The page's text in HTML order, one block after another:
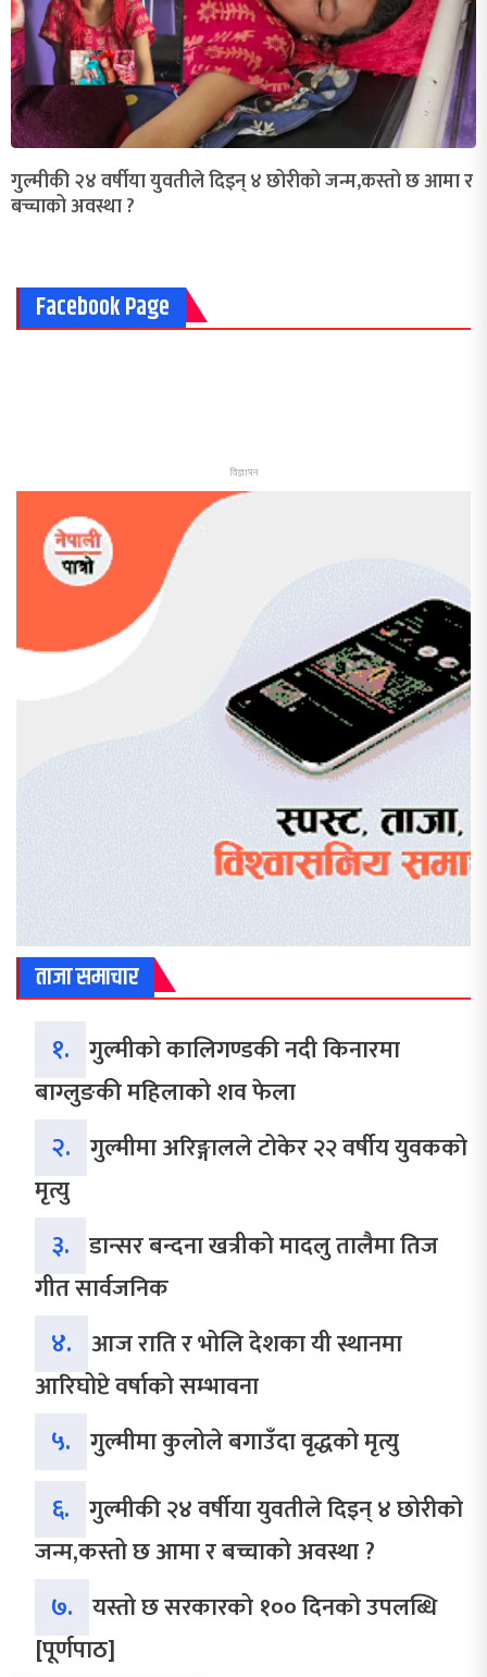
गुल्मीकी २४ वर्षीया युवतीले दिइन् ४ छोरीको जन्म,कस्तो छ आमा र
बच्चाको अवस्था ?
Facebook Page
विज्ञापन
ताजा समाचार
१. गुल्मीको कालिगण्डकी नदी किनारमा
बाग्लुङकी महिलाको शव फेला
२. गुल्मीमा अरिङ्गालले टोकेर २२ वर्षीय युवकको
मृत्यु
३. डान्सर बन्दना खत्रीको मादलु तालैमा तिज
गीत सार्वजनिक
४. आज राति र भोलि देशका यी स्थानमा
आरिघोप्टे वर्षाको सम्भावना
५. गुल्मीमा कुलोले बगाउँदा वृद्धको मृत्यु
६. गुल्मीकी २४ वर्षीया युवतीले दिइन् ४ छोरीको
जन्म,कस्तो छ आमा र बच्चाको अवस्था ?
७. यस्तो छ सरकारको १०० दिनको उपलब्धि
[पूर्णपाठ]